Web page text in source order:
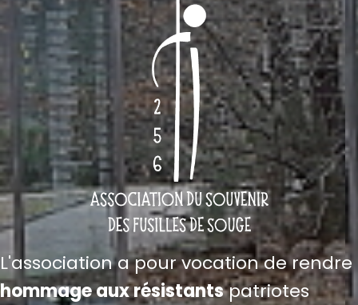
L'association a pour vocation de rendre
hommage aux résistantspatriotes